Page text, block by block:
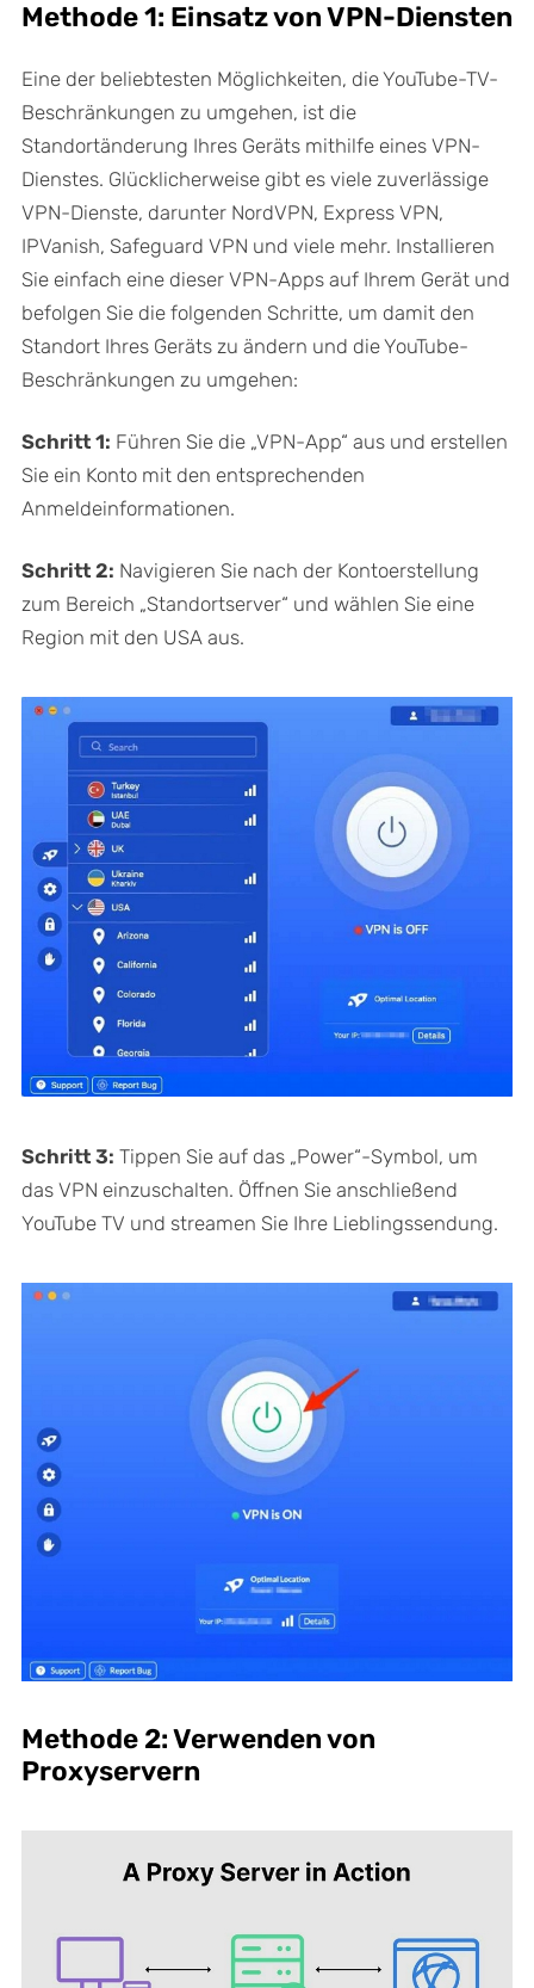
Methode 1: Einsatz von VPN-Diensten
Eine der beliebtesten Möglichkeiten, die YouTube-TV-
Beschränkungen zu umgehen, ist die
Standortänderung Ihres Geräts mithilfe eines VPN-
Dienstes. Glücklicherweise gibt es viele zuverlässige
VPN-Dienste, darunter NordVPN, Express VPN,
IPVanish, Safeguard VPN und viele mehr. Installieren
Sie einfach eine dieser VPN-Apps auf Ihrem Gerät und
befolgen Sie die folgenden Schritte, um damit den
Standort Ihres Geräts zu ändern und die YouTube-
Beschränkungen zu umgehen:
Schritt 1: Führen Sie die „VPN-App“ aus und erstellen
Sie ein Konto mit den entsprechenden
Anmeldeinformationen.
Schritt 2: Navigieren Sie nach der Kontoerstellung
zum Bereich „Standortserver“ und wählen Sie eine
Region mit den USA aus.
Schritt 3: Tippen Sie auf das „Power“-Symbol, um
das VPN einzuschalten. Öffnen Sie anschließend
YouTube TV und streamen Sie Ihre Lieblingssendung.
Methode 2: Verwenden von
Proxyservern